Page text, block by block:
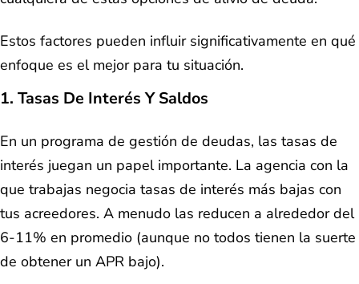
Estos factores pueden influir significativamente en qué
enfoque es el mejor para tu situación.
1. Tasas De Interés Y Saldos
En un programa de gestión de deudas, las tasas de
interés juegan un papel importante. La agencia con la
que trabajas negocia tasas de interés más bajas con
tus acreedores. A menudo las reducen a alrededor del
6-11% en promedio (aunque no todos tienen la suerte
de obtener un APR bajo).